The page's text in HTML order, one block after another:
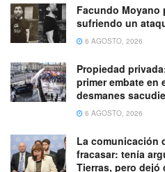
Facundo Moyano
sufriendo un
6 AGOSTO, 2026
Propiedad
primer embate en
desmanes
6 AGOSTO, 2026
La comunicación
fracasar: tenía
Tierras, pero